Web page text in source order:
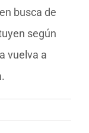
busca de
según
vuelva a